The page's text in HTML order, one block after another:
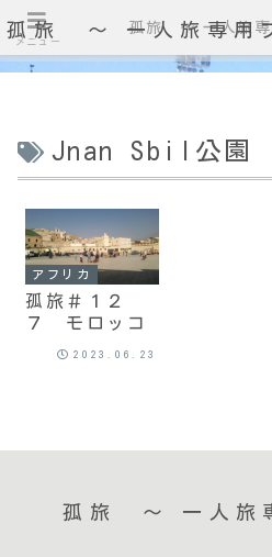
孤旅 〜 一人旅専用
Jnan Sbil公園
アフリカ
孤旅＃１２
７ モロッコ
2023.06.23
孤旅 〜 一人旅
メニュー
孤旅 〜 一人旅専